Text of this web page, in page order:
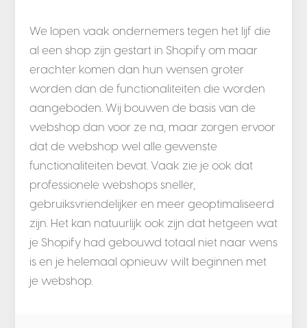
We lopen vaak ondernemers tegen het lijf die
al een shop zijn gestart in Shopify om maar
erachter komen dan hun wensen groter
worden dan de functionaliteiten die worden
aangeboden. Wij bouwen de basis van de
webshop dan voor ze na, maar zorgen ervoor
dat de webshop wel alle gewenste
functionaliteiten bevat. Vaak zie je ook dat
professionele webshops sneller,
gebruiksvriendelijker en meer geoptimaliseerd
zijn. Het kan natuurlijk ook zijn dat hetgeen wat
je Shopify had gebouwd totaal niet naar wens
is en je helemaal opnieuw wilt beginnen met
je webshop.